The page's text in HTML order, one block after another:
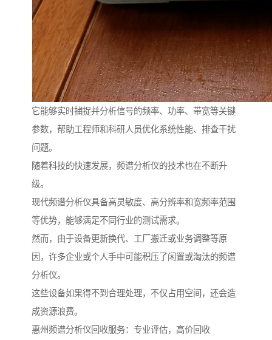
它能够实时捕捉并分析信号的频率、功率、带宽等关键
参数，帮助工程师和科研人员优化系统性能、排查干扰
问题。
随着科技的快速发展，频谱分析仪的技术也在不断升
级。
现代频谱分析仪具备高灵敏度、高分辨率和宽频率范围
等优势，能够满足不同行业的测试需求。
然而，由于设备更新换代、工厂搬迁或业务调整等原
因，许多企业或个人手中可能积压了闲置或淘汰的频谱
分析仪。
这些设备如果得不到合理处理，不仅占用空间，还会造
成资源浪费。
惠州频谱分析仪回收服务：专业评估，高价回收